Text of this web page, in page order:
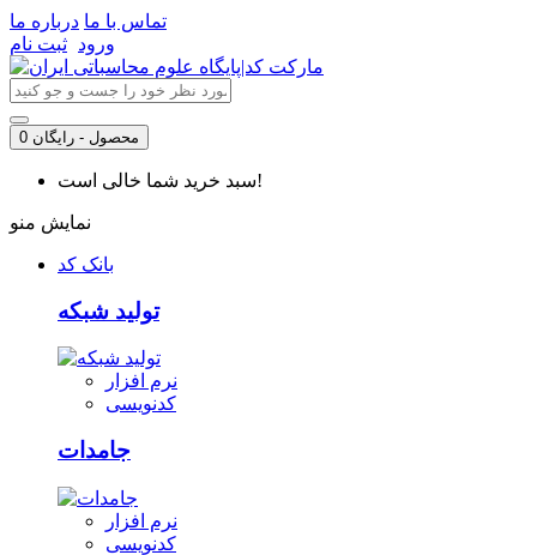
تماس با ما درباره ما
ورود ثبت نام
0 محصول - رایگان
سبد خرید شما خالی است!
نمایش منو
بانک کد
تولید شبکه
نرم افزار
کدنویسی
جامدات
نرم افزار
کدنویسی